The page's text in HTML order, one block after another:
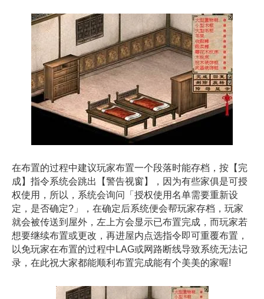
在布置的过程中建议玩家布置一个段落时能存档，按【完
成】指令系统会跳出【警告视窗】，因为有些家俱是可授
权使用，所以，系统会询问「授权使用名单需要重新设
定，是否确定?」，在确定后系统便会帮玩家存档，玩家
就会被传送到屋外，左上方会显示已布置完成，而玩家若
想要继续布置或更改，再进屋内点选指令即可重覆布置，
以免玩家在布置的过程中LAG或网路断线导致系统无法记
录，在此祝大家都能顺利布置完成能有个美美的家喔!